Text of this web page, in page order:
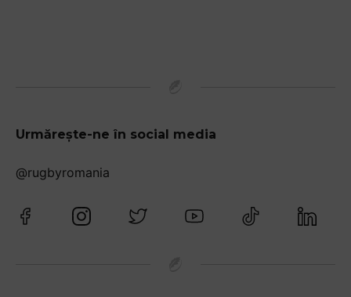
Urmărește-ne în social media
@rugbyromania